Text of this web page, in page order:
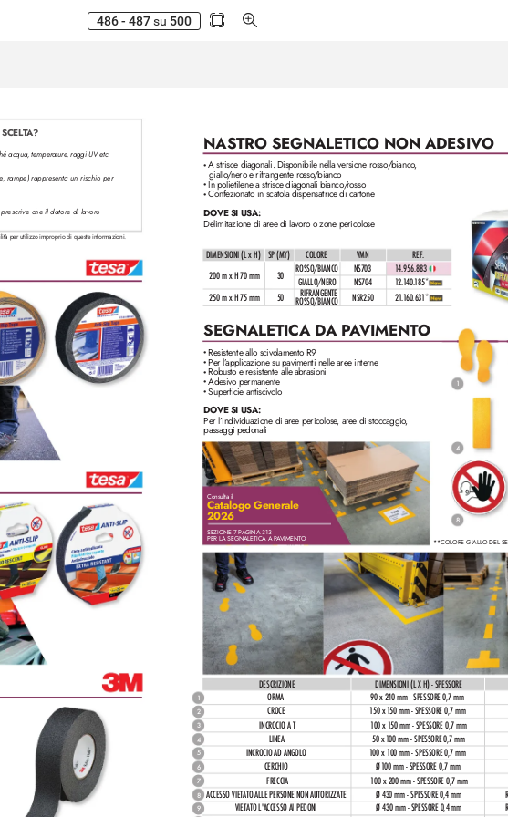
486 - 487 su 500
TA?
acqua, temperature, raggi UV etc
rampe) rappresenta un rischio per
che il datore di lavoro
per utilizzo improprio di queste informazioni.
• Resistente allo scivolamento R9
• Per l’applicazione su pavimenti nelle aree interne
• Robusto e resistente alle abrasioni
• Adesivo permanente
• Superficie antiscivolo
DOVE SI USA:
Per l’individuazione di aree pericolose, aree di stoccaggio,
passaggi pedonali
SEGNALETICA DA PAVIMENTO
• A strisce diagonali. Disponibile nella versione rosso/bianco,
giallo/nero e rifrangente rosso/bianco
• In polietilene a strisce diagonali bianco/rosso
• Confezionato in scatola dispensatrice di cartone
DOVE SI USA:
Delimitazione di aree di lavoro o zone pericolose
NASTRO SEGNALETICO NON ADESIVO
DIMENSIONI (L x H) SP (MY) COLORE VMN REF.
200 m x H 70 mm
30
ROSSO/BIANCO NS703 14.956.883
GIALLO/NERO
NS704 12.140.185*
250 m x H 75 mm 50
RIFRANGENTE
ROSSO/BIANCO
NSR250 21. 160.631*
1
4
8
DESCRIZIONE DIMENSIONI (L X H) - SPESSORE
ORMA
90 x 240 mm - SPESSORE 0,7 mm
CROCE
150 x 150 mm - SPESSORE 0,7 mm
INCROCIO A T
100 x 150 mm - SPESSORE 0,7 mm
LINEA
50 x 100 mm - SPESSORE 0,7 mm
INCROCIO AD ANGOLO
100 x 100 mm - SPESSORE 0,7 mm
CERCHIO
Ø 100 mm - SPESSORE 0,7 mm
FRECCIA
100 x 200 mm - SPESSORE 0,7 mm
ACCESSO VIETATO ALLE PERSONE NON AUTORIZZATE Ø 430 mm - SPESSORE 0,4 mm
VIETATO L'ACCESSO AI PEDONI Ø 430 mm - SPESSORE 0,4 mm
1
2
3
4
5
6
7
8
9
**COLORE GIALLO DEL
SEZIONE 7 PAGINA 313
PER LA SEGNALETICA A PAVIMENTO
Consulta il
Catalogo Generale
2026